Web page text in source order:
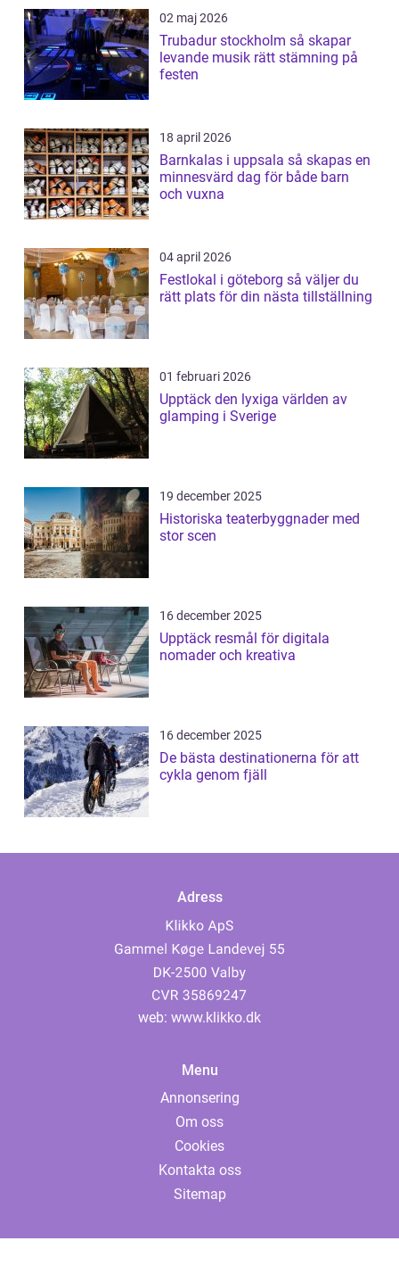
02 maj 2026
Trubadur stockholm så skapar
levande musik rätt stämning på
festen
18 april 2026
Barnkalas i uppsala så skapas en
minnesvärd dag för både barn
och vuxna
04 april 2026
Festlokal i göteborg så väljer du
rätt plats för din nästa tillställning
01 februari 2026
Upptäck den lyxiga världen av
glamping i Sverige
19 december 2025
Historiska teaterbyggnader med
stor scen
16 december 2025
Upptäck resmål för digitala
nomader och kreativa
16 december 2025
De bästa destinationerna för att
cykla genom fjäll
Adress
web: www.klikko.dk
Menu
Annonsering
Om oss
Cookies
Kontakta oss
Sitemap